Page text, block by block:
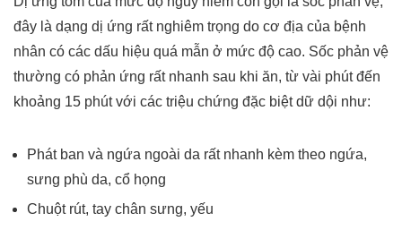
đây là dạng dị ứng rất nghiêm trọng do cơ địa của bệnh
nhân có các dấu hiệu quá mẫn ở mức độ cao. Sốc phản vệ
thường có phản ứng rất nhanh sau khi ăn, từ vài phút đến
khoảng 15 phút với các triệu chứng đặc biệt dữ dội như:
Phát ban và ngứa ngoài da rất nhanh kèm theo ngứa,
sưng phù da, cổ họng
Chuột rút, tay chân sưng, yếu